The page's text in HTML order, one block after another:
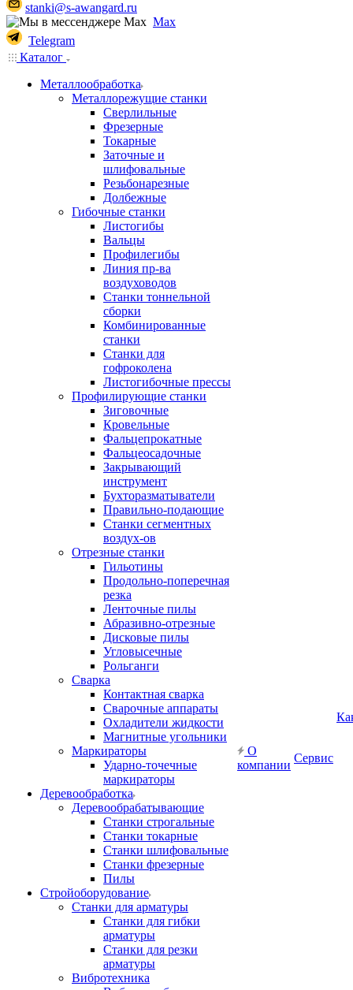
stanki@s-awangard.ru
Max
Telegram
Каталог
Металлообработка
Металлорежущие станки
Сверлильные
Фрезерные
Токарные
Заточные и
шлифовальные
Резьбонарезные
Долбежные
Гибочные станки
Листогибы
Вальцы
Профилегибы
Линия пр-ва
воздуховодов
Станки тоннельной
сборки
Комбинированные
станки
Станки для
гофроколена
Листогибочные прессы
Профилирующие станки
Зиговочные
Кровельные
Фальцепрокатные
Фальцеосадочные
Закрывающий
инструмент
Бухторазматыватели
Правильно-подающие
Станки сегментных
воздух-ов
Отрезные станки
Гильотины
Продольно-поперечная
резка
Ленточные пилы
Абразивно-отрезные
Дисковые пилы
Угловысечные
Рольганги
Сварка
Контактная сварка
Сварочные аппараты
Охладители жидкости
Магнитные угольники
Маркираторы
Ударно-точечные
маркираторы
Деревообработка
Деревообрабатывающие
Станки строгальные
Станки токарные
Станки шлифовальные
Станки фрезерные
Пилы
Стройоборудование
Станки для арматуры
Станки для гибки
арматуры
Станки для резки
арматуры
Вибротехника
О
компании
Сервис